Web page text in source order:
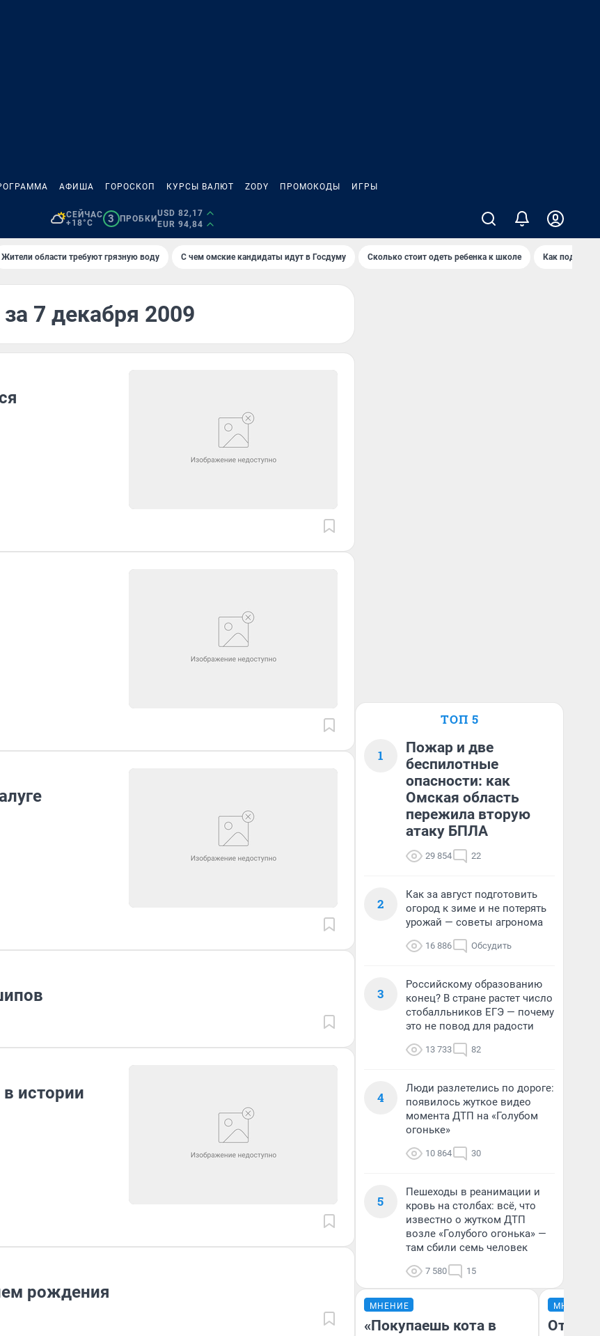
АФИША ГОРОСКОП КУРСЫ ВАЛЮТ ZODY ПРОМОКОДЫ ИГРЫ
СЕЙЧАС
+18°C
3 ПРОБКИ
USD 82,17
EUR 94,84
Жители области требуют грязную воду С чем омские кандидаты идут в Госдуму Сколько стоит одеть ребенка к школе Как
7 декабря 2009
истории
рождения
ТОП 5
1
Пожар и две
беспилотные
опасности: как
Омская область
пережила вторую
атаку БПЛА
29 854 22
2
Как за август подготовить
огород к зиме и не потерять
урожай — советы агронома
16 886 Обсудить
3
Российскому образованию
конец? В стране растет число
стобалльников ЕГЭ — почему
это не повод для радости
13 733 82
4
Люди разлетелись по дороге:
появилось жуткое видео
момента ДТП на «Голубом
огоньке»
10 864 30
5
Пешеходы в реанимации и
кровь на столбах: всё, что
известно о жутком ДТП
возле «Голубого огонька» —
там сбили семь человек
7 580 15
МНЕНИЕ
«Покупаешь кота в
МНЕНИЕ
От